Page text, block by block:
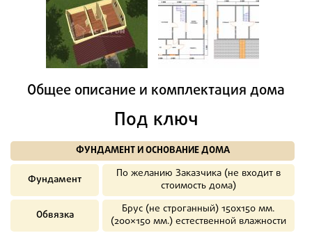
Общее описание и комплектация дома
Под ключ
ФУНДАМЕНТ И ОСНОВАНИЕ ДОМА
Фундамент
По желанию Заказчика (не входит в
стоимость дома)
Обвязка
Брус (не строганный) 150х150 мм.
(200×150 мм.) естественной влажности